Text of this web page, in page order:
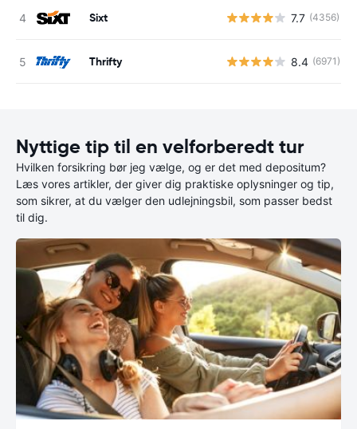
Sixt 7.7 (4356)
Thrifty 8.4 (6971)
Nyttige tip til en velforberedt tur
Hvilken forsikring bør jeg vælge, og er det med depositum?
Læs vores artikler, der giver dig praktiske oplysninger og tip,
som sikrer, at du vælger den udlejningsbil, som passer bedst
til dig.